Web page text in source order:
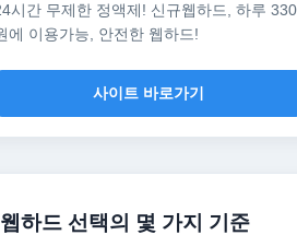
시간 무제한 정액제! 신규웹하드, 하루 330
에 이용가능, 안전한 웹하드!
사이트 바로가기
웹하드 선택의 몇 가지 기준